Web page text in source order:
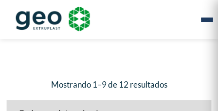
Mostrando 1–9 de 12 resultados